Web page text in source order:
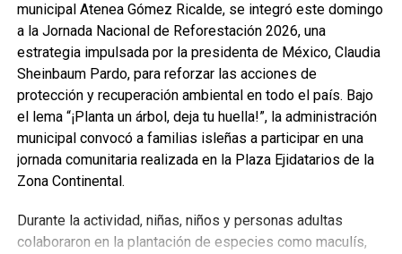
municipal Atenea Gómez Ricalde, se integró este domingo
a la Jornada Nacional de Reforestación 2026, una
estrategia impulsada por la presidenta de México, Claudia
Sheinbaum Pardo, para reforzar las acciones de
protección y recuperación ambiental en todo el país. Bajo
el lema “¡Planta un árbol, deja tu huella!”, la administración
municipal convocó a familias isleñas a participar en una
jornada comunitaria realizada en la Plaza Ejidatarios de la
Zona Continental.
Durante la actividad, niñas, niños y personas adultas
colaboraron en la plantación de especies como maculís,